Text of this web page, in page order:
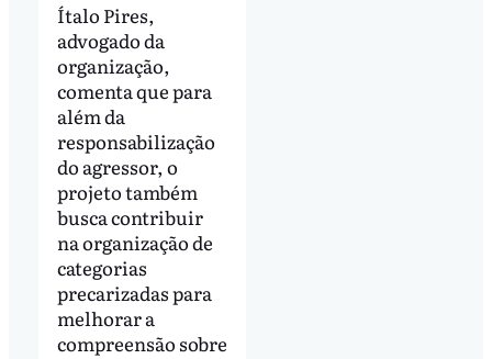
Ítalo Pires,
advogado da
organização,
comenta que para
além da
responsabilização
do agressor, o
projeto também
busca contribuir
na organização de
categorias
precarizadas para
melhorar a
compreensão sobre